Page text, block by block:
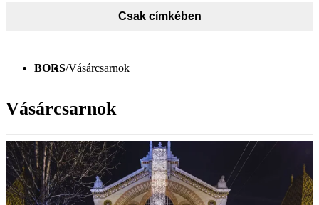
Csak címkében
BORS/Vásárcsarnok
Vásárcsarnok